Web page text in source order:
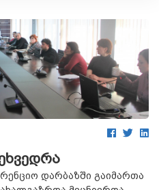
დარბაზში გაიმართა